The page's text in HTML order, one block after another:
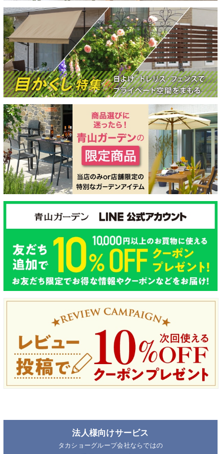
法人様向けサービス
タカショーグループ会社ならではの